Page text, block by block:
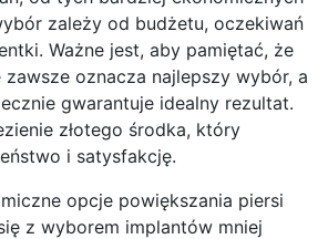
zależy od budżetu, oczekiwań
Ważne jest, aby pamiętać, że
zawsze oznacza najlepszy wybór, a
gwarantuje idealny rezultat.
złotego środka, który
i satysfakcję.
opcje powiększania piersi
z wyborem implantów mniej